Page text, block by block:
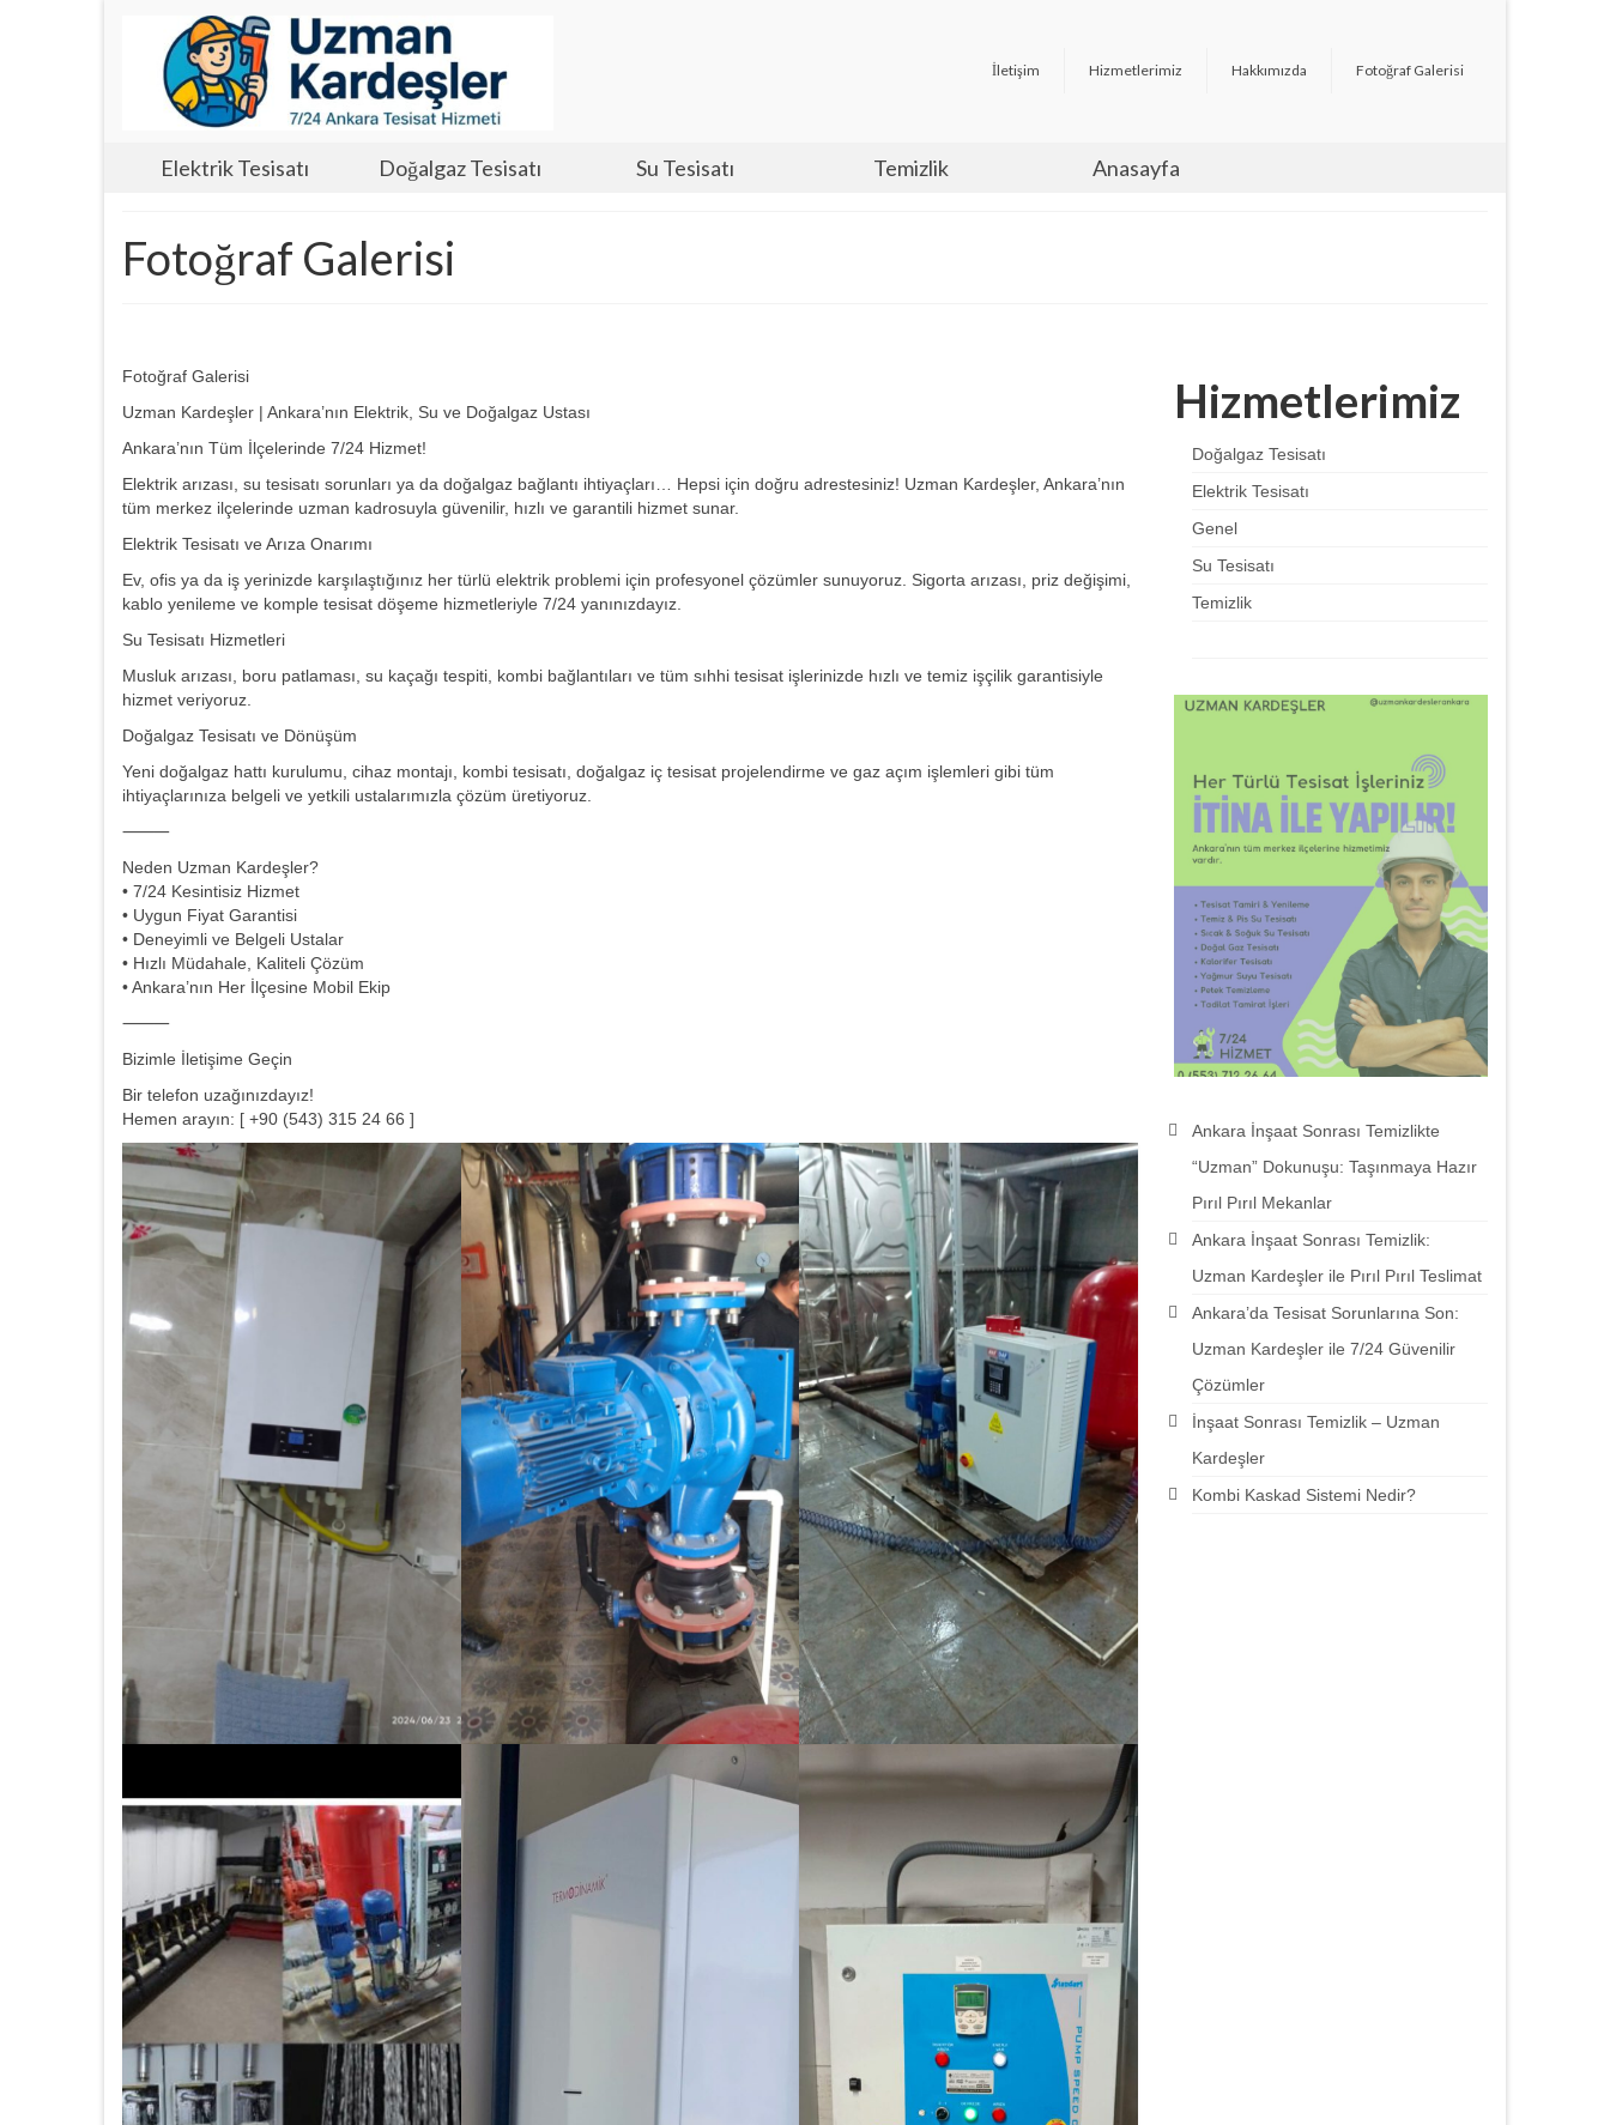
İletişim Hizmetlerimiz Hakkımızda Fotoğraf Galerisi
Elektrik Tesisatı Doğalgaz Tesisatı Su Tesisatı Temizlik Anasayfa
Fotoğraf Galerisi
Fotoğraf Galerisi
Uzman Kardeşler | Ankara’nın Elektrik, Su ve Doğalgaz Ustası
Ankara’nın Tüm İlçelerinde 7/24 Hizmet!
Elektrik arızası, su tesisatı sorunları ya da doğalgaz bağlantı ihtiyaçları… Hepsi için doğru adrestesiniz! Uzman Kardeşler, Ankara’nın
tüm merkez ilçelerinde uzman kadrosuyla güvenilir, hızlı ve garantili hizmet sunar.
Elektrik Tesisatı ve Arıza Onarımı
Ev, ofis ya da iş yerinizde karşılaştığınız her türlü elektrik problemi için profesyonel çözümler sunuyoruz. Sigorta arızası, priz değişimi,
kablo yenileme ve komple tesisat döşeme hizmetleriyle 7/24 yanınızdayız.
Su Tesisatı Hizmetleri
Musluk arızası, boru patlaması, su kaçağı tespiti, kombi bağlantıları ve tüm sıhhi tesisat işlerinizde hızlı ve temiz işçilik garantisiyle
hizmet veriyoruz.
Doğalgaz Tesisatı ve Dönüşüm
Yeni doğalgaz hattı kurulumu, cihaz montajı, kombi tesisatı, doğalgaz iç tesisat projelendirme ve gaz açım işlemleri gibi tüm
ihtiyaçlarınıza belgeli ve yetkili ustalarımızla çözüm üretiyoruz.
⸻
Neden Uzman Kardeşler?
• 7/24 Kesintisiz Hizmet
• Uygun Fiyat Garantisi
• Deneyimli ve Belgeli Ustalar
• Hızlı Müdahale, Kaliteli Çözüm
• Ankara’nın Her İlçesine Mobil Ekip
⸻
Bizimle İletişime Geçin
Bir telefon uzağınızdayız!
Hemen arayın: [ +90 (543) 315 24 66 ]
Hizmetlerimiz
Doğalgaz Tesisatı
Elektrik Tesisatı
Genel
Su Tesisatı
Temizlik
Ankara İnşaat Sonrası Temizlikte
“Uzman” Dokunuşu: Taşınmaya Hazır
Pırıl Pırıl Mekanlar
Ankara İnşaat Sonrası Temizlik:
Uzman Kardeşler ile Pırıl Pırıl Teslimat
Ankara’da Tesisat Sorunlarına Son:
Uzman Kardeşler ile 7/24 Güvenilir
Çözümler
İnşaat Sonrası Temizlik – Uzman
Kardeşler
Kombi Kaskad Sistemi Nedir?